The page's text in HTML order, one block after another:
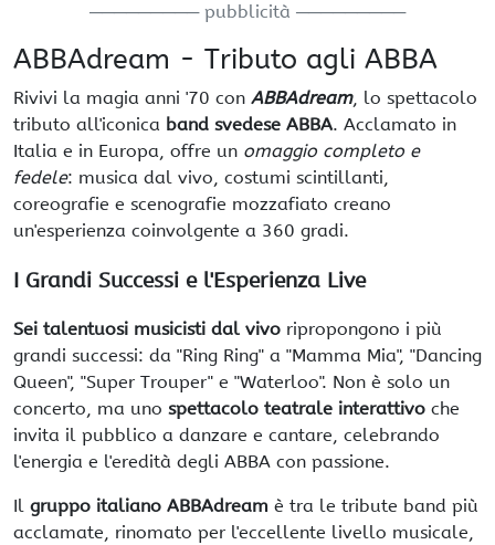
───────── pubblicità ─────────
ABBAdream - Tributo agli ABBA
Rivivi la magia anni '70 con ABBAdream, lo spettacolo
tributo all'iconica band svedese ABBA. Acclamato in
Italia e in Europa, offre un omaggio completo e
fedele: musica dal vivo, costumi scintillanti,
coreografie e scenografie mozzafiato creano
un'esperienza coinvolgente a 360 gradi.
I Grandi Successi e l'Esperienza Live
Sei talentuosi musicisti dal vivo ripropongono i più
grandi successi: da "Ring Ring" a "Mamma Mia", "Dancing
Queen", "Super Trouper" e "Waterloo". Non è solo un
concerto, ma uno spettacolo teatrale interattivo che
invita il pubblico a danzare e cantare, celebrando
l'energia e l'eredità degli ABBA con passione.
Il gruppo italiano ABBAdream è tra le tribute band più
acclamate, rinomato per l'eccellente livello musicale,